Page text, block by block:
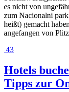
es nicht von
zum Nacionalni
heißt) gemacht
angefangen von
43
Hotels
Tipps zur